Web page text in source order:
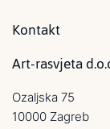
Kontakt
Art-rasvjeta
Ozaljska 75
10000 Zagreb